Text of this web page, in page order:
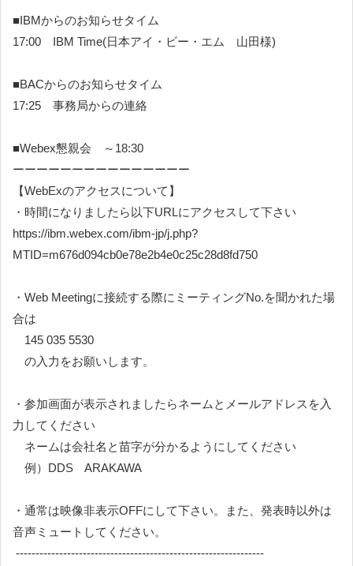
■IBMからのお知らせタイム
17:00 IBM Time(日本アイ・ビー・エム 山田様)
■BACからのお知らせタイム
17:25 事務局からの連絡
■Webex懇親会 ～18:30
ーーーーーーーーーーーーーーー
【WebExのアクセスについて 】
・時間になりましたら以下URLにアクセスして下さい
https://ibm.webex.com/ibm-jp/j.php?
MTID=m676d094cb0e78e2b4e0c25c28d8fd750
・Web Meetingに接続する際にミーティングNo.を聞かれた場
合は
145 035 5530
の入力をお願いします。
・参加画面が表示されましたらネームとメールアドレスを入
力してください
ネームは会社名と苗字が分かるようにしてください
例）DDS ARAKAWA
・通常は映像非表示OFFにして下さい。また、発表時以外は
音声ミュートしてください。
---------------------------------------------------------------